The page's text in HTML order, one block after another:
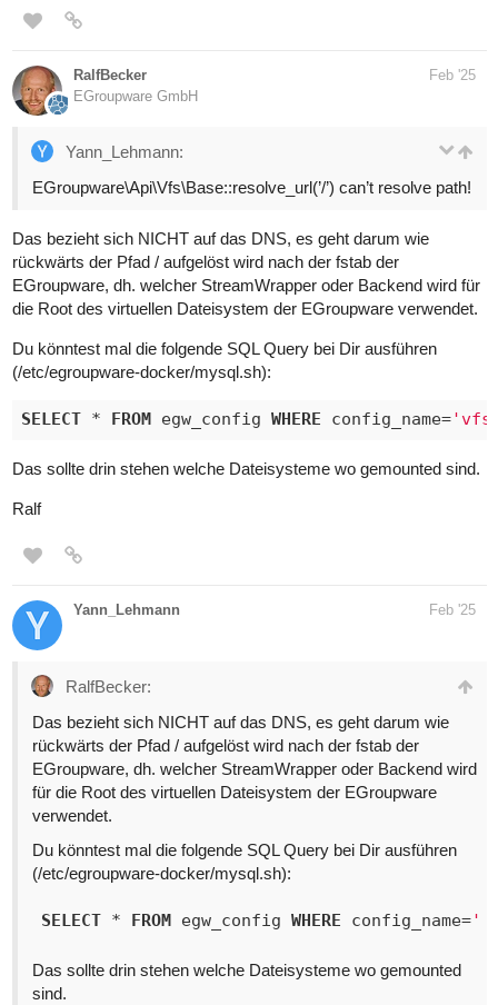
RalfBecker
EGroupware GmbH
Feb '25
Yann_Lehmann:
EGroupware\Api\Vfs\Base::resolve_url(’/’) can’t resolve path!
Das bezieht sich NICHT auf das DNS, es geht darum wie
rückwärts der Pfad / aufgelöst wird nach der fstab der
EGroupware, dh. welcher StreamWrapper oder Backend wird für
die Root des virtuellen Dateisystem der EGroupware verwendet.
Du könntest mal die folgende SQL Query bei Dir ausführen
(/etc/egroupware-docker/mysql.sh):
SELECT * FROM egw_config WHERE config_name=
Das sollte drin stehen welche Dateisysteme wo gemounted sind.
Ralf
Yann_Lehmann Feb '25
RalfBecker:
Das bezieht sich NICHT auf das DNS, es geht darum wie
rückwärts der Pfad / aufgelöst wird nach der fstab der
EGroupware, dh. welcher StreamWrapper oder Backend wird
für die Root des virtuellen Dateisystem der EGroupware
verwendet.
Du könntest mal die folgende SQL Query bei Dir ausführen
(/etc/egroupware-docker/mysql.sh):
SELECT * FROM egw_config WHERE config_name=
Das sollte drin stehen welche Dateisysteme wo gemounted
sind.